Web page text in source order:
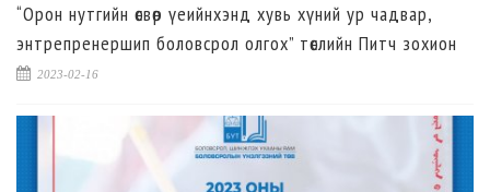
“Орон нутгийн өсвөр үеийнхэнд хувь хүний ур чадвар,
энтрепренершип боловсрол олгох” төслийн Питч зохион
байгуулагдлаа.
2023-02-16